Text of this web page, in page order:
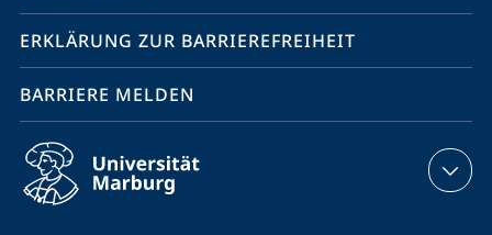
ERKLÄRUNG ZUR BARRIEREFREIHEIT
BARRIERE MELDEN